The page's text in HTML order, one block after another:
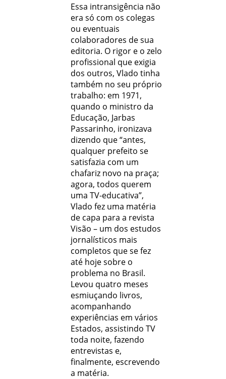
Essa intransigência não
era só com os colegas
ou eventuais
colaboradores de sua
editoria. O rigor e o zelo
profissional que exigia
dos outros, Vlado tinha
também no seu próprio
trabalho: em 1971,
quando o ministro da
Educação, Jarbas
Passarinho, ironizava
dizendo que “antes,
qualquer prefeito se
satisfazia com um
chafariz novo na praça;
agora, todos querem
uma TV-educativa”,
Vlado fez uma matéria
de capa para a revista
Visão – um dos estudos
jornalísticos mais
completos que se fez
até hoje sobre o
problema no Brasil.
Levou quatro meses
esmiuçando livros,
acompanhando
experiências em vários
Estados, assistindo TV
toda noite, fazendo
entrevistas e,
finalmente, escrevendo
a matéria.